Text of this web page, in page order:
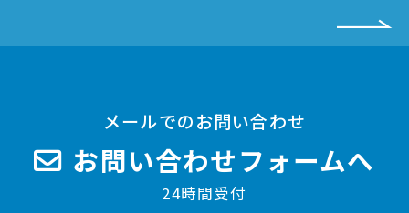
メールでのお問い合わせ
お問い合わせフォームへ
24時間受付